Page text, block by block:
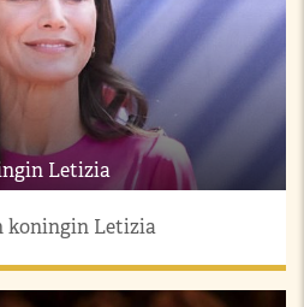
Letizia
koningin Letizia